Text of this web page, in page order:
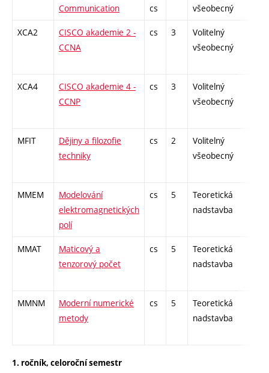
Communication
cs
všeobecný
XCA2
CISCO akademie 2 -
CCNA
cs 3
Volitelný
všeobecný
XCA4
CISCO akademie 4 -
CCNP
cs 3
Volitelný
všeobecný
MFIT
Dějiny a filozofie
techniky
cs 2
Volitelný
všeobecný
MMEM
Modelování
elektromagnetických
polí
cs 5
Teoretická
nadstavba
MMAT
Maticový a
tenzorový počet
cs 5
Teoretická
nadstavba
MMNM
Moderní numerické
metody
cs 5
Teoretická
nadstavba
1. ročník, celoroční semestr